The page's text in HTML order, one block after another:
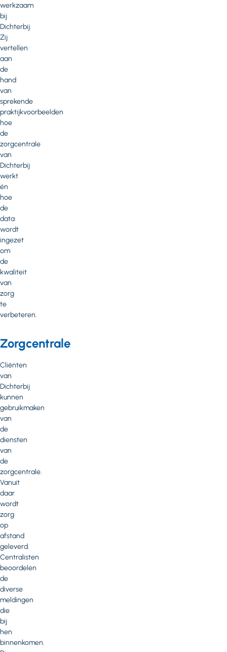
werkzaam
bij
Dichterbij.
Zij
vertellen
aan
de
hand
van
sprekende
praktijkvoorbeelden
hoe
de
zorgcentrale
van
Dichterbij
werkt
én
hoe
de
data
wordt
ingezet
om
de
kwaliteit
van
zorg
te
verbeteren.
Zorgcentrale
Cliënten
van
Dichterbij
kunnen
gebruikmaken
van
de
diensten
van
de
zorgcentrale.
Vanuit
daar
wordt
zorg
op
afstand
geleverd.
Centralisten
beoordelen
de
diverse
meldingen
die
bij
hen
binnenkomen.